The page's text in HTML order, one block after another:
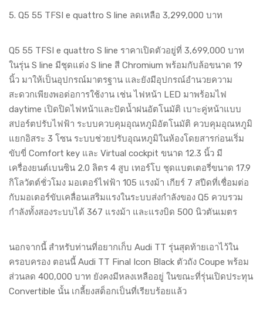
5. Q5 55 TFSI e quattro S line ลดเหลือ 3,299,000 บาท
Q5 55 TFSI e quattro S line ราคาเปิดตัวอยู่ที่ 3,699,000 บาท
ในรุ่น S line มีชุดแต่ง S line สี Chromium พร้อมกับล้อขนาด 19
นิ้ว มาให้เป็นอุปกรณ์มาตรฐาน และยังมีอุปกรณ์อำนวยความ
สะดวกเพียงพอต่อการใช้งาน เช่น ไฟหน้า LED มาพร้อมไฟ
daytime เปิดปิดไฟหน้าและปัดน้ำฝนอัตโนมัติ เบาะคู่หน้าแบบ
สปอร์ตปรับไฟฟ้า ระบบควบคุมอุณหภูมิอัตโนมัติ ควบคุมอุณหภูมิ
แยกอิสระ 3 โซน ระบบช่วยปรับอุณหภูมิในห้องโดยสารก่อนเริ่ม
ขับขี่ Comfort key และ Virtual cockpit ขนาด 12.3 นิ้ว มี
เครื่องยนต์เบนซิน 2.0 ลิตร 4 สูบ เทอร์โบ ชุดแบตเตอรี่ขนาด 17.9
กิโลวัตต์ชั่วโมง มอเตอร์ไฟฟ้า 105 แรงม้า เกียร์ 7 สปีดที่เชื่อมต่อ
กับมอเตอร์ขับเคลื่อนเสริมแรงในระบบส่งกำลังของ Q5 ควบรวม
กำลังทั้งสองระบบได้ 367 แรงม้า และแรงบิด 500 นิวตันเมตร
นอกจากนี้ สำหรับท่านที่อยากเก็บ Audi TT รุ่นสุดท้ายเอาไว้ใน
ครอบครอง ตอนนี้ Audi TT Final Icon Black ตัวถัง Coupe พร้อม
ส่วนลด 400,000 บาท ยังคงมีหลงเหลืออยู่ ในขณะที่รุ่นเปิดประทุน
Convertible นั้น เกลี้ยงสต็อกเป็นที่เรียบร้อยแล้ว